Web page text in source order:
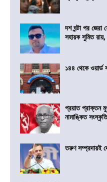
দশ ঘন্টা পর
সহায়ক সুমিত
১৪৪ থেকে ওয়ার্ড
প্রয়াত প্রাক্তন
নামাঙ্কিত
তরুণ সম্প্রদায়ই